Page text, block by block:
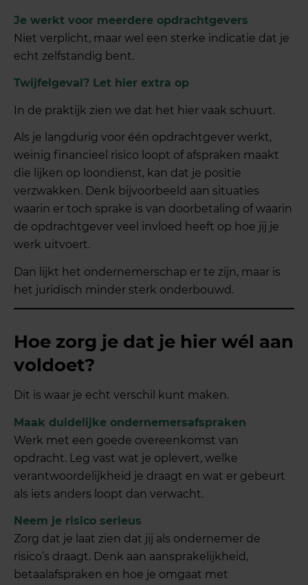
Je werkt voor meerdere opdrachtgevers
Niet verplicht, maar wel een sterke indicatie dat je
echt zelfstandig bent.
Twijfelgeval? Let hier extra op
In de praktijk zien we dat het hier vaak schuurt.
Als je langdurig voor één opdrachtgever werkt,
weinig financieel risico loopt of afspraken maakt
die lijken op loondienst, kan dat je positie
verzwakken. Denk bijvoorbeeld aan situaties
waarin er toch sprake is van doorbetaling of waarin
de opdrachtgever veel invloed heeft op hoe jij je
werk uitvoert.
Dan lijkt het ondernemerschap er te zijn, maar is
het juridisch minder sterk onderbouwd.
Hoe zorg je dat je hier wél aan
voldoet?
Dit is waar je echt verschil kunt maken.
Maak duidelijke ondernemersafspraken
Werk met een goede overeenkomst van
opdracht. Leg vast wat je oplevert, welke
verantwoordelijkheid je draagt en wat er gebeurt
als iets anders loopt dan verwacht.
Neem je risico serieus
Zorg dat je laat zien dat jij als ondernemer de
risico’s draagt. Denk aan aansprakelijkheid,
betaalafspraken en hoe je omgaat met